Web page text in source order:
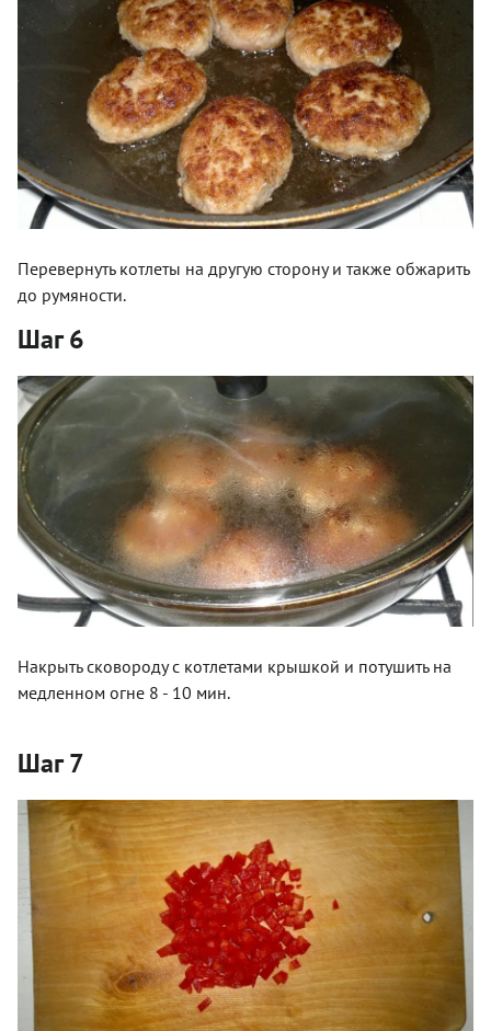
Перевернуть котлеты на другую сторону и также обжарить
до румяности.
Шаг 6
Накрыть сковороду с котлетами крышкой и потушить на
медленном огне 8 - 10 мин.
Шаг 7